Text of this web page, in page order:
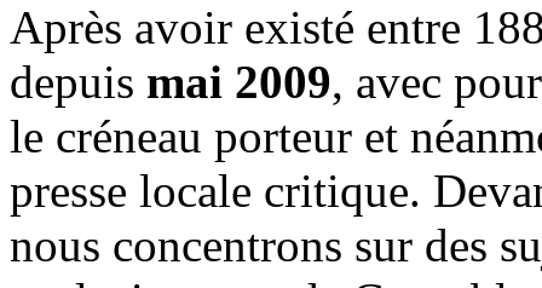
Après avoir existé entre
depuis mai 2009, avec
le créneau porteur et
presse locale critique.
nous concentrons sur des